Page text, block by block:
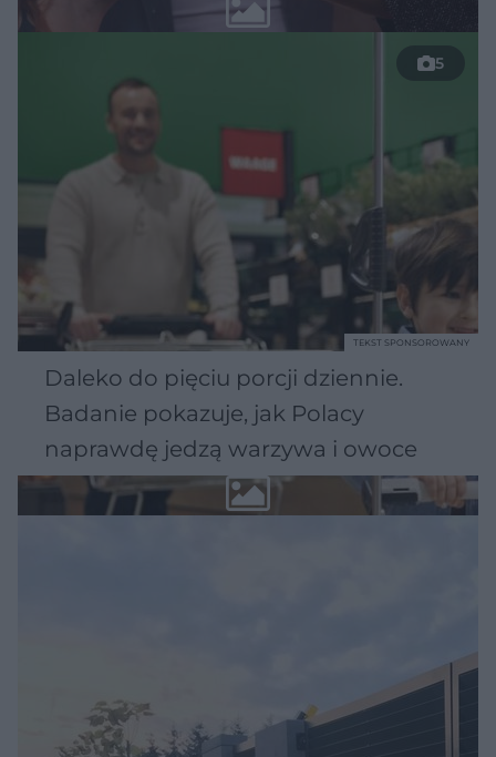
5
Daleko do pięciu porcji dziennie.
Badanie pokazuje, jak Polacy
naprawdę jedzą warzywa i owoce
TEKST SPONSOROWANY